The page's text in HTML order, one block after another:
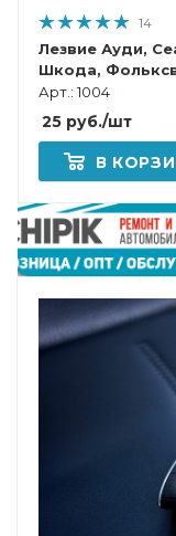
14
Лезвие Ауди,
Шкода,
Арт.: 1004
25 руб./шт
В